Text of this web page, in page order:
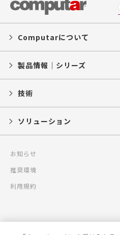
Computarについて
製品情報｜シリーズ
技術
ソリューション
お知らせ
推奨環境
利用規約